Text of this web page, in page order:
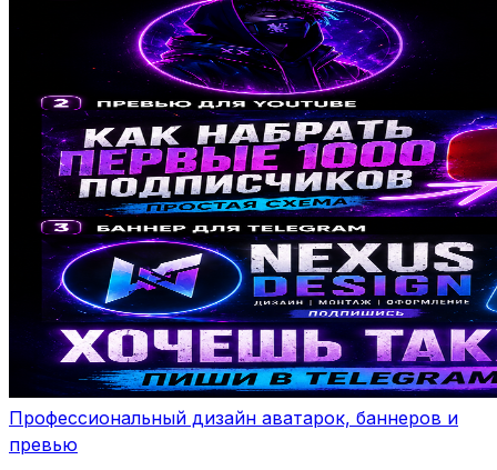
Профессиональный дизайн аватарок, баннеров и
превью